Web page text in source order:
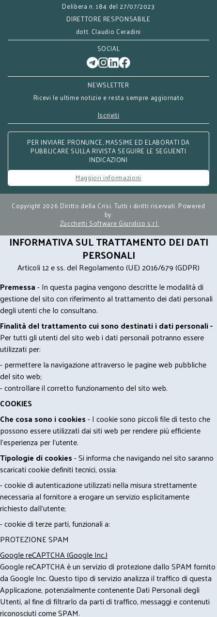
Delibera n. 184 del 27/07/2023
DIRETTORE RESPONSABILE
dott. Claudio Ceradini
SOCIAL
NEWSLETTER
Ricevi le ultime notizie e resta sempre aggiornato
Iscriviti
PER INVIARE PRONUNCE, MASSIME ED ELABORATI DA
PUBBLICARE SULLA RIVISTA SEGUIRE LE SEGUENTI
INDICAZIONI
Maggiori informazioni
Copyright 2026 Diritto della Crisi. Tutti i diritti riservati. Powered
by:
Zucchetti Software Giuridico s.r.l.
INFORMATIVA SUL TRATTAMENTO DEI DATI
PERSONALI
Articoli 12 e ss. del Regolamento (UE) 2016/679 (GDPR)
Premessa- In questa pagina vengono descritte le modalità di
gestione del sito con riferimento al trattamento dei dati personali
degli utenti che lo consultano.
Finalità del trattamento cui sono destinati i dati personali -
Per tutti gli utenti del sito web i dati personali potranno essere
utilizzati per:
- permettere la navigazione attraverso le pagine web pubbliche
del sito web;
- controllare il corretto funzionamento del sito web.
COOKIES
Che cosa sono i cookies- I cookie sono piccoli file di testo che
possono essere utilizzati dai siti web per rendere più efficiente
l'esperienza per l'utente.
Tipologie di cookies- Si informa che navigando nel sito saranno
scaricati cookie definiti tecnici, ossia:
- cookie di autenticazione utilizzati nella misura strettamente
necessaria al fornitore a erogare un servizio esplicitamente
richiesto dall'utente;
- cookie di terze parti, funzionali a:
PROTEZIONE SPAM
Google reCAPTCHA (Google Inc.)
Google reCAPTCHA è un servizio di protezione dallo SPAM fornito
da Google Inc. Questo tipo di servizio analizza il traffico di questa
Applicazione, potenzialmente contenente Dati Personali degli
Utenti, al fine di filtrarlo da parti di traffico, messaggi e contenuti
riconosciuti come SPAM.